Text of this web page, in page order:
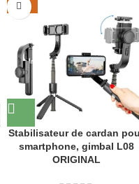
-29%
Stabilisateur de cardan
smartphone, gimbal L08
ORIGINAL